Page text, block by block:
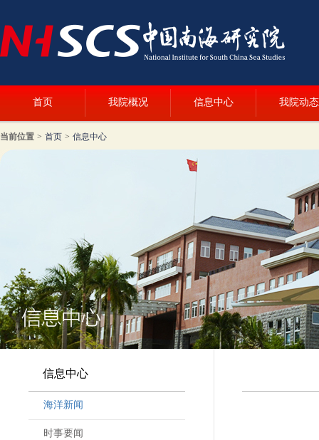
首页 我院概况 信息中心 我院动态
当前位置 > 首页 > 信息中心
信息中心
海洋新闻
时事要闻